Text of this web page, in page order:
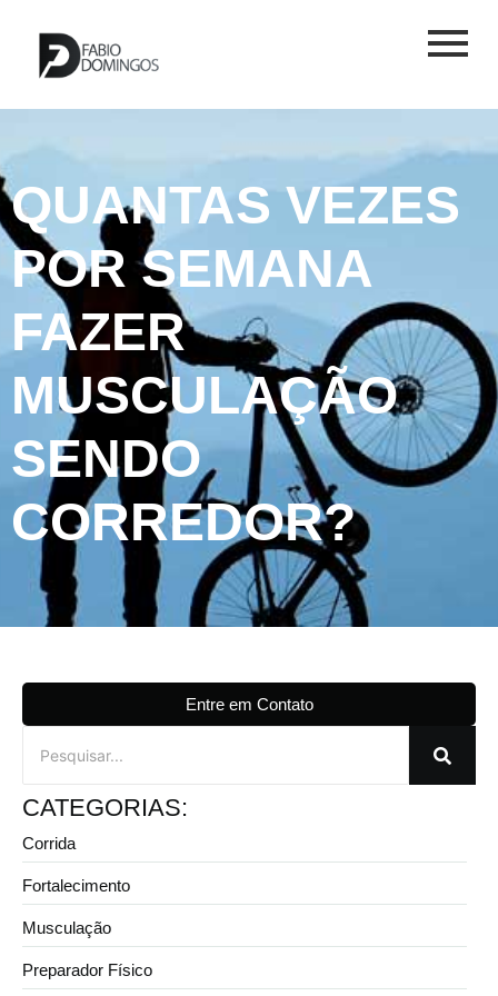
QUANTAS VEZES
POR SEMANA
FAZER
MUSCULAÇÃO
SENDO
CORREDOR?
Entre em Contato
CATEGORIAS:
Corrida
Fortalecimento
Musculação
Preparador Físico